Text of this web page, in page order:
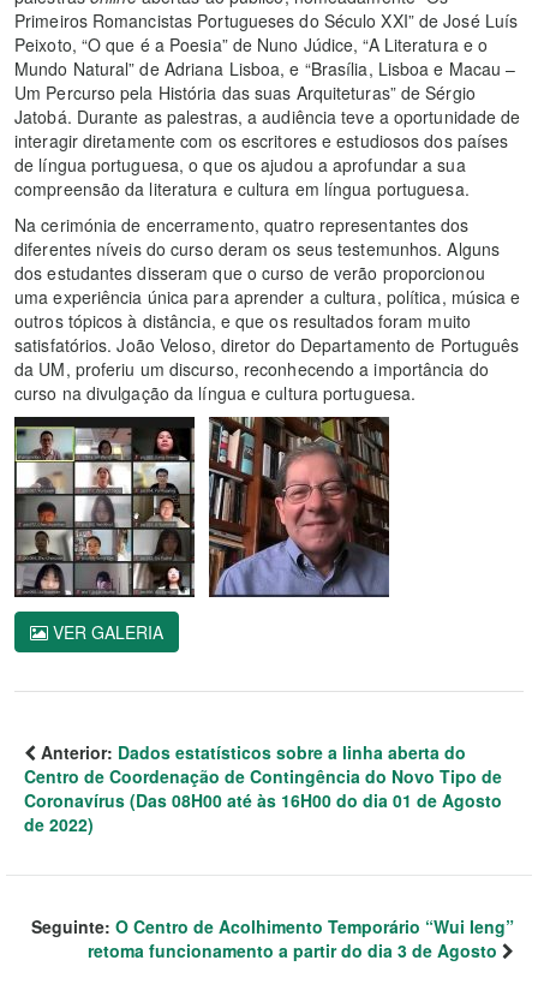
Primeiros Romancistas Portugueses do Século XXI” de José Luís
Peixoto, “O que é a Poesia” de Nuno Júdice, “A Literatura e o
Mundo Natural” de Adriana Lisboa, e “Brasília, Lisboa e Macau –
Um Percurso pela História das suas Arquiteturas” de Sérgio
Jatobá. Durante as palestras, a audiência teve a oportunidade de
interagir diretamente com os escritores e estudiosos dos países
de língua portuguesa, o que os ajudou a aprofundar a sua
compreensão da literatura e cultura em língua portuguesa.
Na cerimónia de encerramento, quatro representantes dos
diferentes níveis do curso deram os seus testemunhos. Alguns
dos estudantes disseram que o curso de verão proporcionou
uma experiência única para aprender a cultura, política, música e
outros tópicos à distância, e que os resultados foram muito
satisfatórios. João Veloso, diretor do Departamento de Português
da UM, proferiu um discurso, reconhecendo a importância do
curso na divulgação da língua e cultura portuguesa.
VER GALERIA
Anterior: Dados estatísticos sobre a linha aberta do
Centro de Coordenação de Contingência do Novo Tipo de
Coronavírus (Das 08H00 até às 16H00 do dia 01 de Agosto
de 2022)
Seguinte: O Centro de Acolhimento Temporário “Wui Ieng”
retoma funcionamento a partir do dia 3 de Agosto